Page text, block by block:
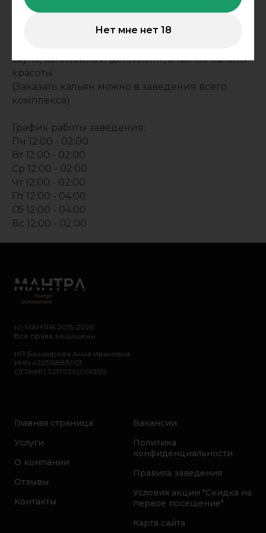
Нет мне нет 18
Наше заведение в центре города Томска в
кафе “МАНТРА” находится на 2м этаже, также в
сауна, автомойка и детейлинг, а так-же салоны
красоты.
(Заказать кальян можно в заведения всего
комплекса)
График работы заведения:
Пн 12:00 - 02:00
Вт 12:00 - 02:00
Ср 12:00 - 02:00
Чт 12:00 - 02:00
Пт 12:00 - 04:00
Сб 12:00 - 04:00
Вс 12:00 - 02:00
(с) МАНТРА 2015-2026
Все права защищены
ИП Башкирова Анна Ивановна
ИНН 422316883053
ОГРНИП 321703100013512
Главная страница
Услуги
О компании
Отзывы
Контакты
Вакансии
Политика
конфиденциальности
Правила заведения
Условия акции "Скидка на
первое посещение"
Карта сайта